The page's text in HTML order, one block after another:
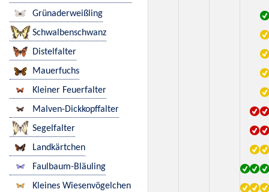
Grünaderweißling
Schwalbenschwanz
Distelfalter
Mauerfuchs
Kleiner Feuerfalter
Malven-Dickkopffalter
Segelfalter
Landkärtchen
Faulbaum-Bläuling
Kleines Wiesenvögelchen